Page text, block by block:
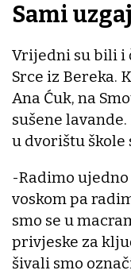
Sami
Vrijedni su bili i
Srce iz Bereka.
Ana Ćuk, na
sušene
u dvorištu škole
-Radimo
voskom pa
smo se u
privjeske za
šivali smo